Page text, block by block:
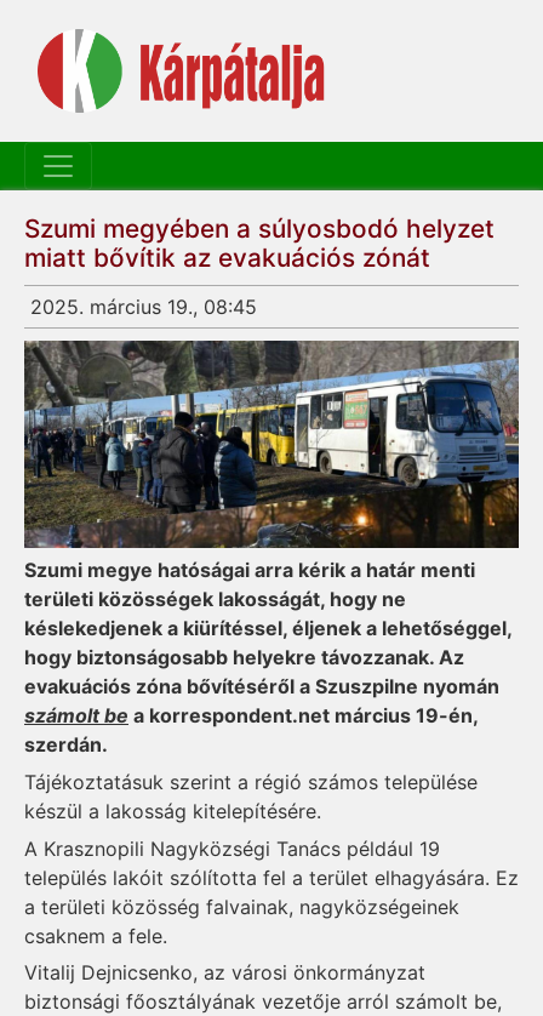
Szumi megyében a súlyosbodó helyzet
miatt bővítik az evakuációs zónát
2025. március 19., 08:45
Szumi megye hatóságai arra kérik a határ menti
területi közösségek lakosságát, hogy ne
késlekedjenek a kiürítéssel, éljenek a lehetőséggel,
hogy biztonságosabb helyekre távozzanak. Az
evakuációs zóna bővítéséről a Szuszpilne nyomán
számolt be a korrespondent.net március 19-én,
szerdán.
Tájékoztatásuk szerint a régió számos települése
készül a lakosság kitelepítésére.
A Krasznopili Nagyközségi Tanács például 19
település lakóit szólította fel a terület elhagyására. Ez
a területi közösség falvainak, nagyközségeinek
csaknem a fele.
Vitalij Dejnicsenko, az városi önkormányzat
biztonsági főosztályának vezetője arról számolt be,